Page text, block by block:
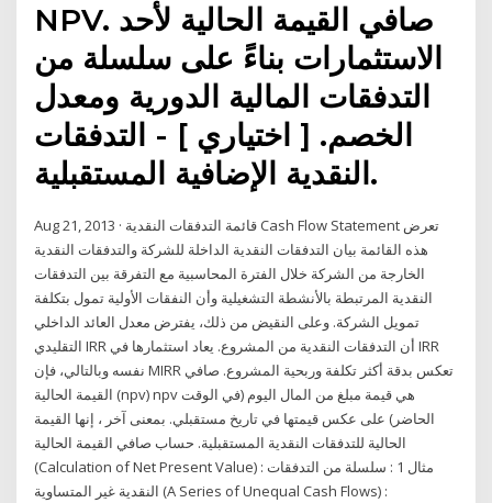
NPV. صافي القيمة الحالية لأحد
الاستثمارات بناءً على سلسلة من
التدفقات المالية الدورية ومعدل
الخصم. [ اختياري ] - التدفقات
النقدية الإضافية المستقبلية.
Aug 21, 2013 · قائمة التدفقات النقدية Cash Flow Statement تعرض
هذه القائمة بيان التدفقات النقدية الداخلة للشركة والتدفقات النقدية
الخارجة من الشركة خلال الفترة المحاسبية مع التفرقة بين التدفقات
النقدية المرتبطة بالأنشطة التشغيلية وأن النفقات الأولية تمول بتكلفة
تمويل الشركة. وعلى النقيض من ذلك، يفترض معدل العائد الداخلي
التقليدي IRR أن التدفقات النقدية من المشروع. يعاد استثمارها في IRR
نفسه وبالتالي، فإن MIRR تعكس بدقة أكثر تكلفة وربحية المشروع. صافي
القيمة الحالية (npv) npv هي قيمة مبلغ من المال اليوم (في الوقت
الحاضر) على عكس قيمتها في تاريخ مستقبلي. بمعنى آخر ، إنها القيمة
الحالية للتدفقات النقدية المستقبلية. حساب صافي القيمة الحالية
(Calculation of Net Present Value) : مثال 1 : سلسلة من التدفقات
النقدية غير المتساوية (A Series of Unequal Cash Flows) :